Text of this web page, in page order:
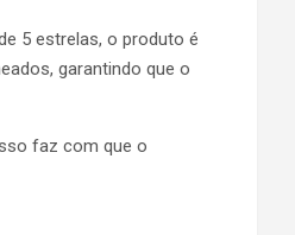
5 estrelas, o produto é
garantindo que o
faz com que o